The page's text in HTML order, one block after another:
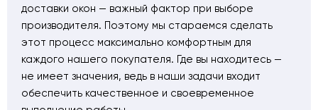
подтверждает высокий уровень исполнения и
внимательное отношение к деталям.
доставки окон — важный фактор при выборе
производителя. Поэтому мы стараемся сделать
этот процесс максимально комфортным для
каждого нашего покупателя. Где вы находитесь —
не имеет значения, ведь в наши задачи входит
обеспечить качественное и своевременное